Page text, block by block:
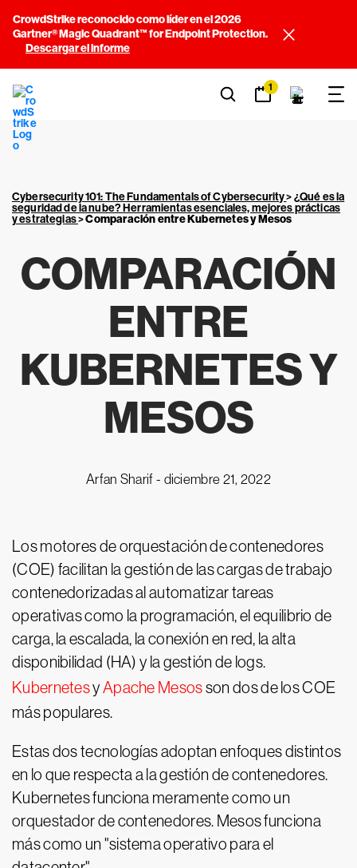
CrowdStrike reconocido como líder en el 2026
Gartner® Magic Quadrant™ for Endpoint Protection.
Descargar el informe
1
Cybersecurity 101: The Fundamentals of Cybersecurity>¿Qué es la
seguridad de la nube? Herramientas esenciales, mejores prácticas
y estrategias>Comparación entre Kubernetes y Mesos
COMPARACIÓN
ENTRE
KUBERNETES Y
MESOS
Arfan Sharif - diciembre 21, 2022
Los motores de orquestación de contenedores
(COE) facilitan la gestión de las cargas de trabajo
contenedorizadas al automatizar tareas
operativas como la programación, el equilibrio de
carga, la escalada, la conexión en red, la alta
disponibilidad (HA) y la gestión de logs.
KubernetesyApache Mesosson dos de los COE
más populares.
Estas dos tecnologías adoptan enfoques distintos
en lo que respecta a la gestión de contenedores.
Kubernetes funciona meramente como un
orquestador de contenedores. Mesos funciona
más como un "sistema operativo para el